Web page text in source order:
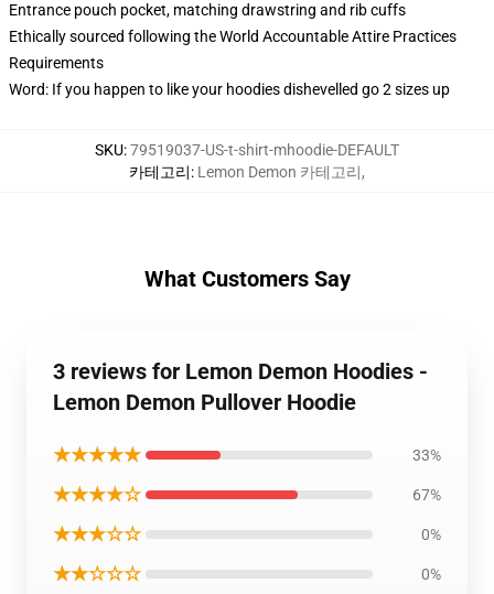
Entrance pouch pocket, matching drawstring and rib cuffs
Ethically sourced following the World Accountable Attire Practices
Requirements
Word: If you happen to like your hoodies dishevelled go 2 sizes up
SKU:79519037-US-t-shirt-mhoodie-DEFAULT
카테고리: Lemon Demon 카테고리,
What Customers Say
3 reviews for Lemon Demon Hoodies -
Lemon Demon Pullover Hoodie
★★★★★ 33%
★★★★☆ 67%
★★★☆☆ 0%
★★☆☆☆ 0%